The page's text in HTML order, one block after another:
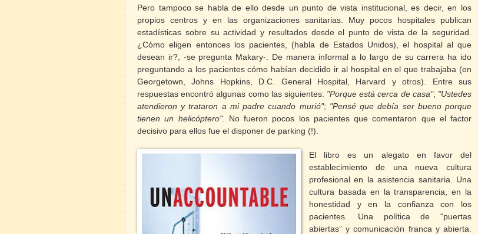
Pero tampoco se habla de ello desde un punto de vista institucional, es decir, en los
propios centros y en las organizaciones sanitarias. Muy pocos hospitales publican
estadísticas sobre su actividad y resultados desde el punto de vista de la seguridad.
¿Cómo eligen entonces los pacientes, (habla de Estados Unidos), el hospital al que
desean ir?, -se pregunta Makary-.
De manera informal a lo largo de su carrera ha ido
preguntando a los pacientes cómo habían decidido ir al hospital en el que trabajaba (en
Georgetown, Johns Hopkins, D.C. General Hospital, Harvard y otros). Entre sus
respuestas encontró algunas como las siguientes: "Porque está cerca de casa"; "Ustedes
atendieron y trataron a mi padre cuando murió"; "Pensé que debía ser bueno porque
tienen un helicóptero". No fueron pocos los pacientes que comentaron que el factor
decisivo para ellos fue el disponer de parking (!).
El libro es un alegato en favor del
establecimiento de una nueva cultura
profesional en la asistencia sanitaria. Una
cultura basada en la transparencia, en la
honestidad y en la confianza con los
pacientes. Una política de “puertas
abiertas” y comunicación franca y abierta.